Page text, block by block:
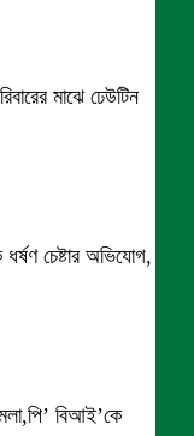
মাঝে ঢেউটিন
চেষ্টার অভিযোগ,
বিআই’কে